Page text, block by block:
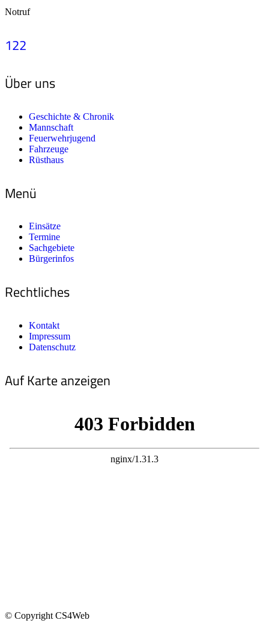
Notruf
122
Über uns
Geschichte & Chronik
Mannschaft
Feuerwehrjugend
Fahrzeuge
Rüsthaus
Menü
Einsätze
Termine
Sachgebiete
Bürgerinfos
Rechtliches
Kontakt
Impressum
Datenschutz
Auf Karte anzeigen
© Copyright CS4Web